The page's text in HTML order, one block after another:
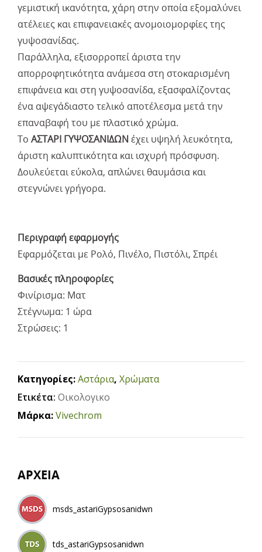
γεμιστική ικανότητα, χάρη στην οποία εξομαλύνει
ατέλειες και επιφανειακές ανομοιομορφίες της
γυψοσανίδας.
Παράλληλα, εξισορροπεί άριστα την
απορροφητικότητα ανάμεσα στη στοκαρισμένη
επιφάνεια και στη γυψοσανίδα, εξασφαλίζοντας
ένα αψεγάδιαστο τελικό αποτέλεσμα μετά την
επαναβαφή του με πλαστικό χρώμα.
Το ΑΣΤΑΡΙ ΓΥΨΟΣΑΝΙΔΩΝέχει υψηλή λευκότητα,
άριστη καλυπτικότητα και ισχυρή πρόσφυση.
Δουλεύεται εύκολα, απλώνει θαυμάσια και
στεγνώνει γρήγορα.
Περιγραφή εφαρμογής
Εφαρμόζεται με Ρολό, Πινέλο, Πιστόλι, Σπρέι
Βασικές πληροφορίες
Φινίρισμα: Ματ
Στέγνωμα: 1 ώρα
Στρώσεις: 1
Κατηγορίες:Αστάρια, Χρώματα
Ετικέτα: Οικολογικο
Μάρκα:Vivechrom
ΑΡΧΕΙΑ
msds_astariGypsosanidwn
tds_astariGypsosanidwn